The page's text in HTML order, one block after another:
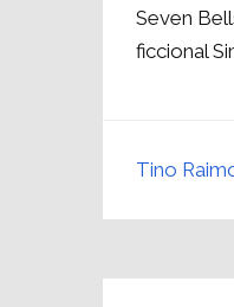
Seven
ficcional
Tino